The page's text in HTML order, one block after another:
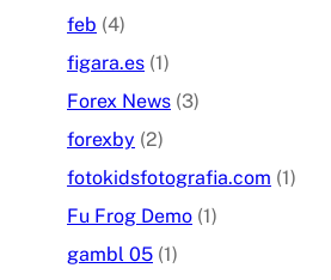
feb (4)
figara.es (1)
Forex News (3)
forexby (2)
fotokidsfotografia.com (1)
Fu Frog Demo (1)
gambl 05 (1)